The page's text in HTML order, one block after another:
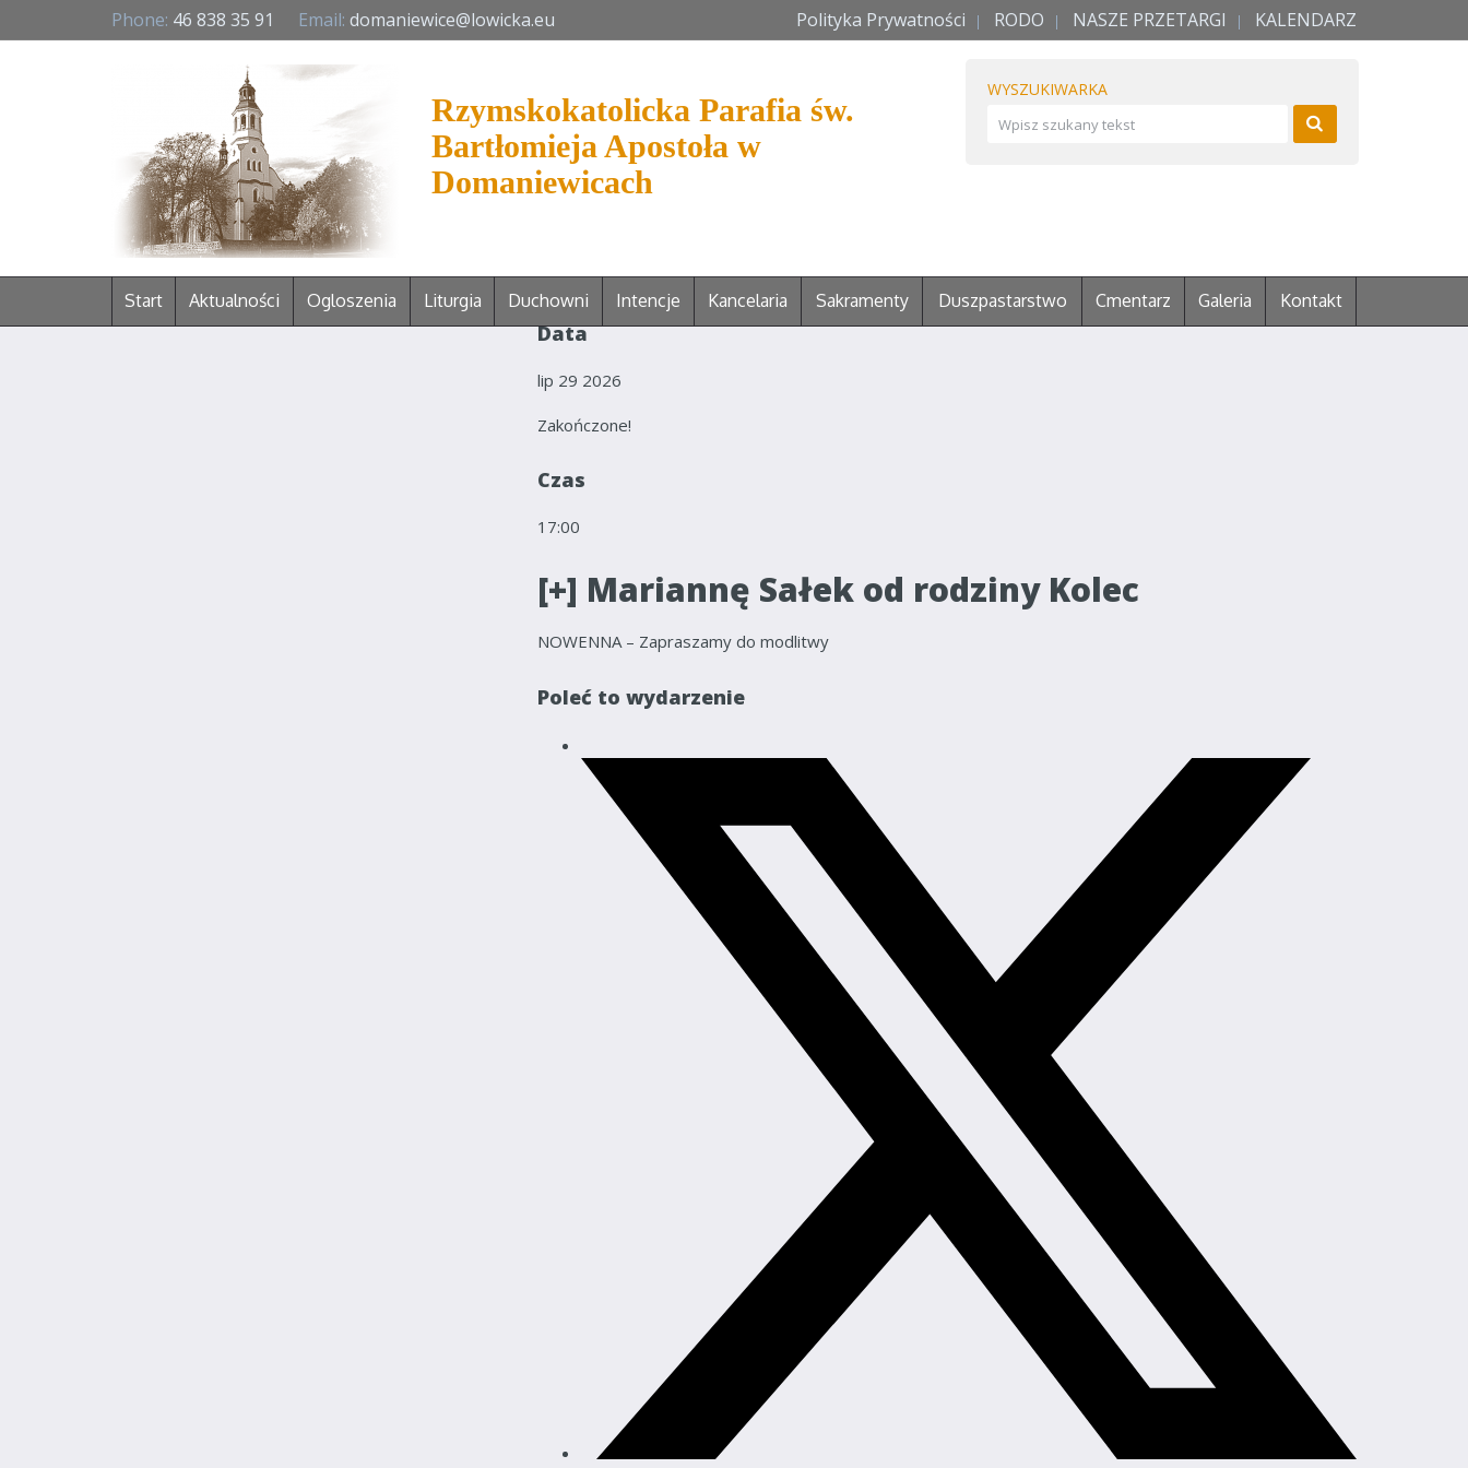
Phone: 46 838 35 91 Email: domaniewice@lowicka.eu Polityka Prywatności RODO NASZE PRZETARGI KALENDARZ
Rzymskokatolicka Parafia św.
Bartłomieja Apostoła w
Domaniewicach
WYSZUKIWARKA
Start Aktualności Ogloszenia Liturgia Duchowni Intencje Kancelaria Sakramenty Duszpastarstwo Cmentarz Galeria Kontakt
Data
lip 29 2026
Zakończone!
Czas
17:00
[+] Mariannę Sałek od rodziny Kolec
NOWENNA – Zapraszamy do modlitwy
Poleć to wydarzenie